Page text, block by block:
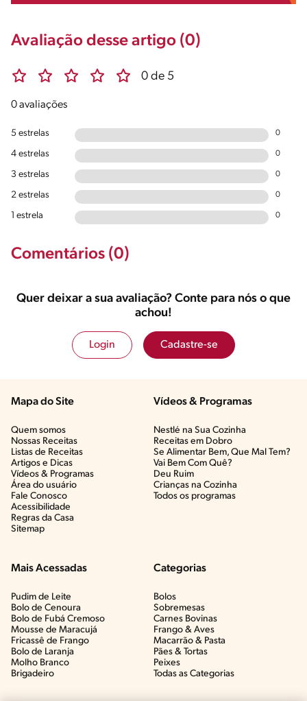
Avaliação desse artigo (0)
0 de 5
0 avaliações
5 estrelas 0
4 estrelas 0
3 estrelas 0
2 estrelas 0
1 estrela 0
Comentários (0)
Quer deixar a sua avaliação? Conte para nós o que
achou!
Login Cadastre-se
Mapa do Site
Quem somos
Nossas Receitas
Listas de Receitas​
Artigos e Dicas​
Vídeos & Programas​
Área do usuário
Fale Conosco
Acessibilidade
Regras da Casa
Sitemap
Vídeos & Programas​
Nestlé na Sua Cozinha
Receitas em Dobro
Se Alimentar Bem, Que Mal Tem?​
Vai Bem Com Quê?​
Deu Ruim​
Crianças na Cozinha​
Todos os programas
Mais Acessadas
Pudim de Leite
Bolo de Cenoura
Bolo de Fubá Cremoso
Mousse de Maracujá
Fricassê de Frango
Bolo de Laranja
Molho Branco
Brigadeiro
Categorias
Bolos
Sobremesas
Carnes Bovinas​
Frango & Aves​
Macarrão & Pasta​
Pães & Tortas​
Peixes
Todas as Categorias